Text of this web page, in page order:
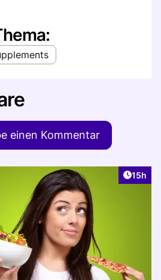
einen Kommentar
Artikel
15h